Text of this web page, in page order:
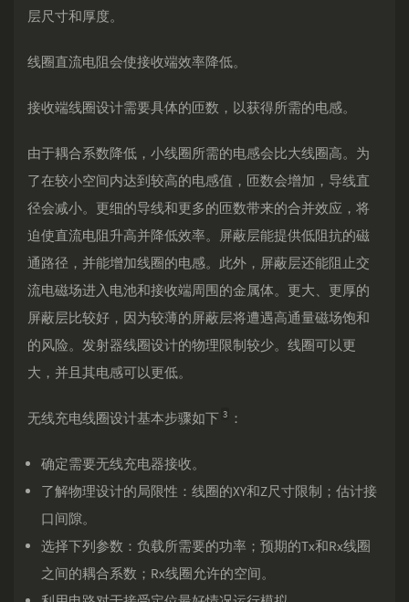
层尺寸和厚度。
线圈直流电阻会使接收端效率降低。
接收端线圈设计需要具体的匝数，以获得所需的电感。
由于耦合系数降低，小线圈所需的电感会比大线圈高。为
了在较小空间内达到较高的电感值，匝数会增加，导线直
径会减小。更细的导线和更多的匝数带来的合并效应，将
迫使直流电阻升高并降低效率。屏蔽层能提供低阻抗的磁
通路径，并能增加线圈的电感。此外，屏蔽层还能阻止交
流电磁场进入电池和接收端周围的金属体。更大、更厚的
屏蔽层比较好，因为较薄的屏蔽层将遭遇高通量磁场饱和
的风险。发射器线圈设计的物理限制较少。线圈可以更
大，并且其电感可以更低。
无线充电线圈设计基本步骤如下 3 ：
确定需要无线充电器接收。
了解物理设计的局限性：线圈的XY和Z尺寸限制；估计接
口间隙。
选择下列参数：负载所需要的功率；预期的Tx和Rx线圈
之间的耦合系数；Rx线圈允许的空间。